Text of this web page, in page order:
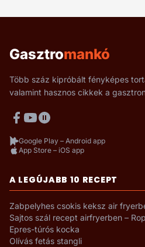
Gasztromankó
Több száz kipróbált fényképes
valamint hasznos cikkek a
Google Play – Android app
App Store – iOS app
A LEGÚJABB 10 RECEPT
Zabpelyhes csokis keksz air
Sajtos szál recept airfryerben –
Epres-túrós kocka
Olívás fetás stangli